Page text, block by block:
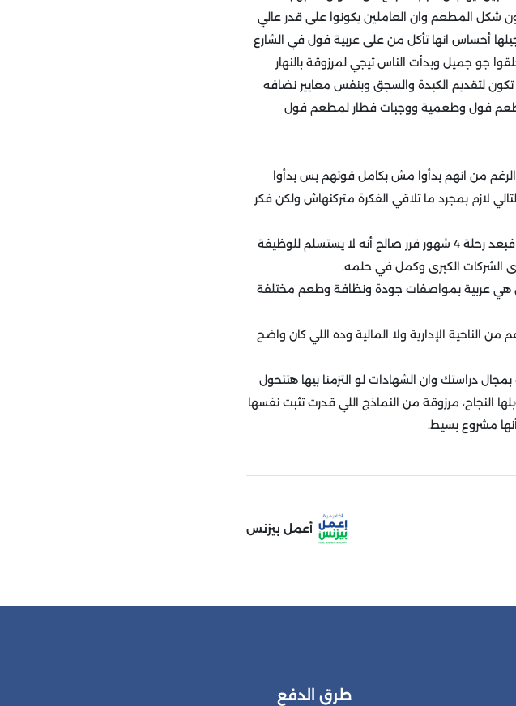
شكل المطعم وان العاملين يكونوا على قدر عالي
أحساس انها تأكل من على عربية فول في الشارع
جميل وبدأت الناس تيجي لمرزوقة بالنهار
تكون لتقديم الكبدة والسجق وبنفس معايير نضافه
لمطعم فول وطعمية ووجبات فطار لمطعم فول
نفذوا فيه المشروع وهو 10 أيام وعلى الرغم من انهم بدأوا مش بكامل قوتهم بس بدأوا
لازم بمجرد ما تلاقي الفكرة متركنهاش ولكن فكر
- الاستسلام: بعد ما رمضان خلص واجهوا مشكلة التفرغ للمشروع فبعد رحلة 4 شهور قرر صالح أنه لا يستسلم للوظيفة
الشركات الكبرى وكمل في حلمه.
هي عربية بمواصفات جودة ونظافة وطعم مختلفة
الناحية الإدارية ولا المالية وده اللي كان واضح
دراستك وان الشهادات لو التزمنا بيها هتتحول
النجاح، مرزوقة من النماذج اللي قدرت تثبت نفسها
مشروع بسيط.
أعمل بيزنس
طرق الدفع